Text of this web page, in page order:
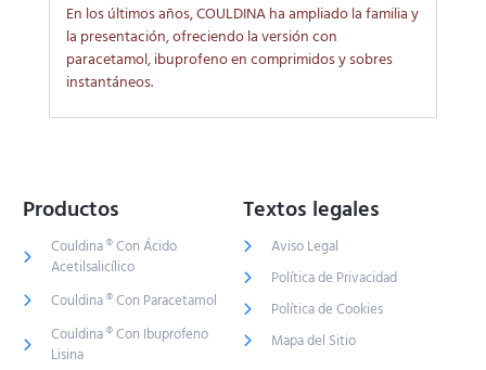
En los últimos años, COULDINA ha ampliado la familia y
la presentación, ofreciendo la versión con
paracetamol, ibuprofeno en comprimidos y sobres
instantáneos.
Productos
Couldina ® Con Ácido
Acetilsalicílico
Couldina ® Con Paracetamol
Couldina ® Con Ibuprofeno
Lisina
Textos legales
Aviso Legal
Política de Privacidad
Política de Cookies
Mapa del Sitio